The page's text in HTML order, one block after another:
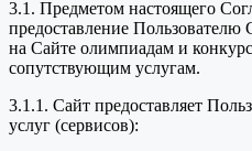
3.1. Предметом настоящего
предоставление
на Сайте олимпиадам и
сопутствующим услугам.
3.1.1. Сайт предоставляет
услуг (сервисов):